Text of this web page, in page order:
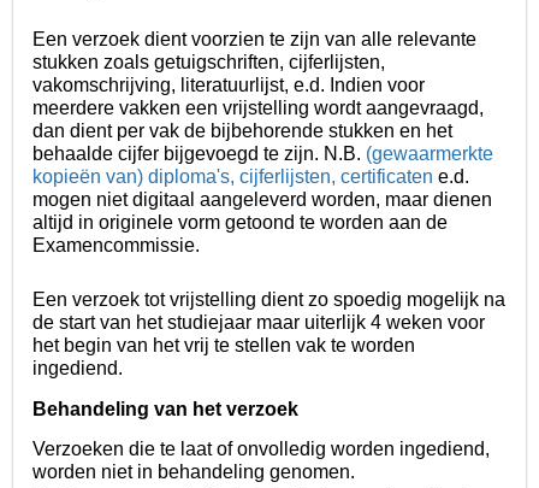
Een verzoek dient voorzien te zijn van alle relevante
stukken zoals getuigschriften, cijferlijsten,
vakomschrijving, literatuurlijst, e.d. Indien voor
meerdere vakken een vrijstelling wordt aangevraagd,
dan dient per vak de bijbehorende stukken en het
behaalde cijfer bijgevoegd te zijn. N.B. (gewaarmerkte
kopieën van) diploma's, cijferlijsten, certificaten e.d.
mogen niet digitaal aangeleverd worden, maar dienen
altijd in originele vorm getoond te worden aan de
Examencommissie.
Een verzoek tot vrijstelling dient zo spoedig mogelijk na
de start van het studiejaar maar uiterlijk 4 weken voor
het begin van het vrij te stellen vak te worden
ingediend.
Behandeling van het verzoek
Verzoeken die te laat of onvolledig worden ingediend,
worden niet in behandeling genomen.